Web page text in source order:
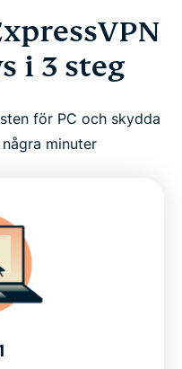
i 3 steg
för PC och skydda
minuter